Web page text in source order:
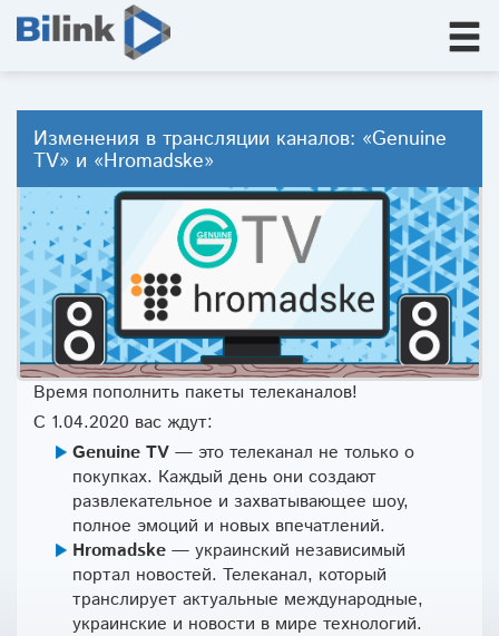
Изменения в трансляции каналов: «Genuine
TV» и «Hromadske»
Время пополнить пакеты телеканалов!
С 1.04.2020 вас ждут:
Genuine TV — это телеканал не только о
покупках. Каждый день они создают
развлекательное и захватывающее шоу,
полное эмоций и новых впечатлений.
Hromadske — украинский независимый
портал новостей. Телеканал, который
транслирует актуальные международные,
украинские и новости в мире технологий.